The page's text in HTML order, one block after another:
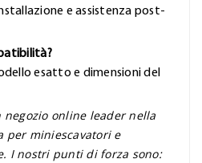
e assistenza post-
esatto e dimensioni del
negozio online leader nella
per miniescavatori e
I nostri punti di forza sono: